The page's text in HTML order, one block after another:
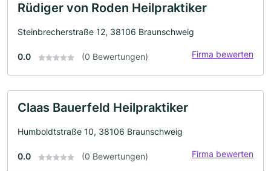
Rüdiger von Roden Heilpraktiker
Steinbrecherstraße 12, 38106 Braunschweig
0.0 (0 Bewertungen) Firma bewerten
Claas Bauerfeld Heilpraktiker
Humboldtstraße 10, 38106 Braunschweig
0.0 (0 Bewertungen) Firma bewerten